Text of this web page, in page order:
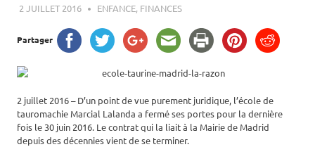
2 JUILLET 2016 ROGER LAHANA
ENFANCE, FINANCES
Partager
2 juillet 2016 – D’un point de vue purement juridique, l’école de
tauromachie Marcial Lalanda a fermé ses portes pour la dernière
fois le 30 juin 2016. Le contrat qui la liait à la Mairie de Madrid
depuis des décennies vient de se terminer.